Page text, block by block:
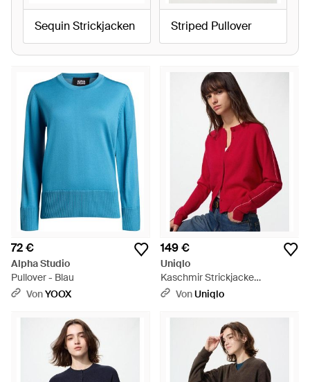
Sequin Strickjacken Striped Pullover
72 €
Alpha Studio
Pullover - Blau
VonYOOX
149 €
Uniqlo
Kaschmir Strickjacke
(Rundhals) - Rot
VonUniqlo